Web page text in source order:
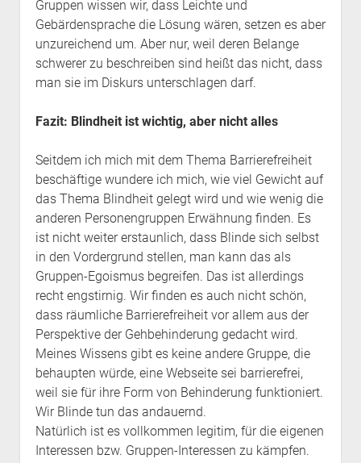
Gruppen wissen wir, dass Leichte und
Gebärdensprache die Lösung wären, setzen es aber
unzureichend um. Aber nur, weil deren Belange
schwerer zu beschreiben sind heißt das nicht, dass
man sie im Diskurs unterschlagen darf.
Fazit: Blindheit ist wichtig, aber nicht alles
Seitdem ich mich mit dem Thema Barrierefreiheit
beschäftige wundere ich mich, wie viel Gewicht auf
das Thema Blindheit gelegt wird und wie wenig die
anderen Personengruppen Erwähnung finden. Es
ist nicht weiter erstaunlich, dass Blinde sich selbst
in den Vordergrund stellen, man kann das als
Gruppen-Egoismus begreifen. Das ist allerdings
recht engstirnig. Wir finden es auch nicht schön,
dass räumliche Barrierefreiheit vor allem aus der
Perspektive der Gehbehinderung gedacht wird.
Meines Wissens gibt es keine andere Gruppe, die
behaupten würde, eine Webseite sei barrierefrei,
weil sie für ihre Form von Behinderung funktioniert.
Wir Blinde tun das andauernd.
Natürlich ist es vollkommen legitim, für die eigenen
Interessen bzw. Gruppen-Interessen zu kämpfen.